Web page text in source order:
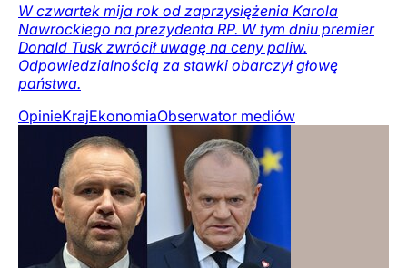
W czwartek mija rok od zaprzysiężenia Karola
Nawrockiego na prezydenta RP. W tym dniu premier
Donald Tusk zwrócił uwagę na ceny paliw.
Odpowiedzialnością za stawki obarczył głowę
państwa.
OpinieKrajEkonomiaObserwator mediów